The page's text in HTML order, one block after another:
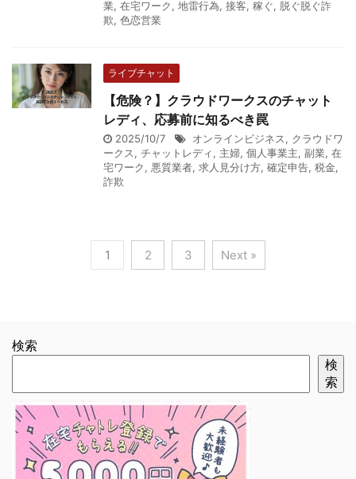
業, 在宅ワーク, 地雷行為, 接客, 稼ぐ, 脱ぐ脱ぐ詐
欺, 色恋営業
ライブチャット
【危険？】クラウドワークスのチャット
レディ、応募前に知るべき罠
2025/10/7 オンラインビジネス, クラウドワ
ークス, チャットレディ, 主婦, 個人事業主, 副業, 在
宅ワーク, 悪質業者, 求人見分け方, 確定申告, 税金,
詐欺
1 2 3 Next »
検索
検
索